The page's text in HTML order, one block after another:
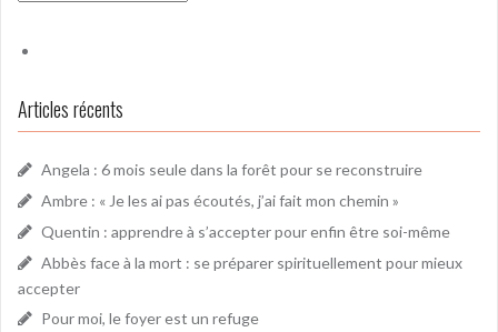
Articles récents
Angela : 6 mois seule dans la forêt pour se reconstruire
Ambre : « Je les ai pas écoutés, j’ai fait mon chemin »
Quentin : apprendre à s’accepter pour enfin être soi-même
Abbès face à la mort : se préparer spirituellement pour mieux
accepter
Pour moi, le foyer est un refuge